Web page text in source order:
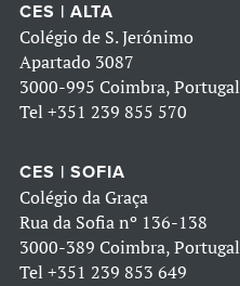
CES | ALTA
Colégio de S. Jerónimo
Apartado 3087
3000-995 Coimbra, Portugal
Tel +351 239 855 570
CES | SOFIA
Colégio da Graça
Rua da Sofia nº 136-138
3000-389 Coimbra, Portugal
Tel +351 239 853 649